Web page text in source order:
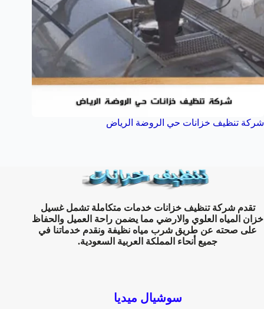
شركة تنظيف خزانات حي الروضة الرياض
تقدم شركة تنظيف خزانات خدمات متكاملة تشمل غسيل
خزان المياه العلوي والارضي مما يضمن راحة العميل والحفاظ
على صحته عن طريق شرب مياه نظيفة ونقدم خدماتنا في
جميع أنحاء المملكة العربية السعودية.
سوشيال ميديا